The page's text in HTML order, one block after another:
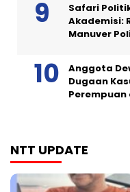
Safari
Akademisi:
Manuver
Anggota
Dugaan
Perempuan
NTT UPDATE